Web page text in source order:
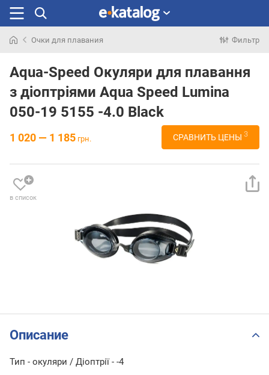
раньше
Очки для плавания Фильтр
Aqua-Speed Окуляри для плавання
з діоптріями Aqua Speed Lumina
050-19 5155 -4.0 Black
1 020 — 1 185 грн. СРАВНИТЬ ЦЕНЫ 3
в список
Описание
Тип - окуляри / Діоптрії - -4